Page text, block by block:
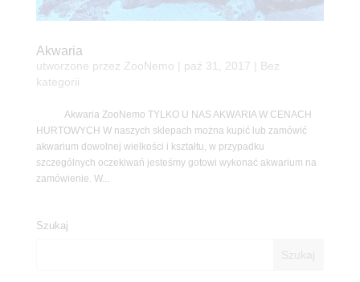
Akwaria
utworzone przez ZooNemo paź 31, 2017 | Bez
kategorii
Akwaria ZooNemo TYLKO U NAS AKWARIA W CENACH
HURTOWYCH W naszych sklepach można kupić lub zamówić
akwarium dowolnej wielkości i kształtu, w przypadku
szczególnych oczekiwań jesteśmy gotowi wykonać akwarium na
zamówienie. W...
Szukaj